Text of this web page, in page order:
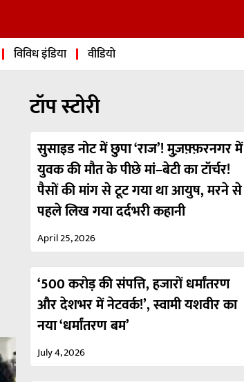
विविध इंडिया वीडियो
टॉप स्टोरी
सुसाइड नोट में छुपा ‘राज’! मुज़फ़्फ़रनगर में
युवक की मौत के पीछे मां–बेटी का टॉर्चर!
पैसों की मांग से टूट गया था आयुष, मरने से
पहले लिख गया दर्दभरी कहानी
April 25, 2026
‘500 करोड़ की संपत्ति, हजारों धर्मांतरण
और देशभर में नेटवर्क!’, स्वामी यशवीर का
नया ‘धर्मांतरण बम’
July 4, 2026